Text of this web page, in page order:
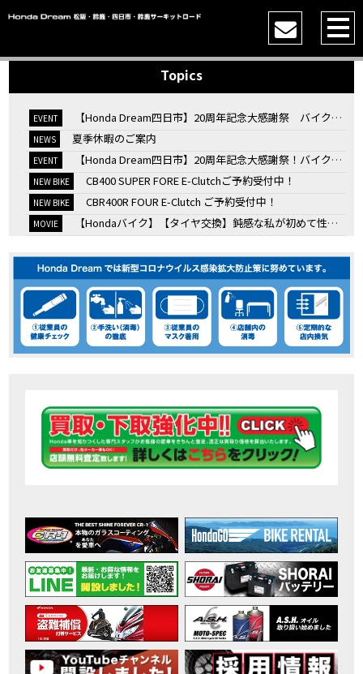
Topics
EVENT 【Honda Dream四日市】20周年記念大感謝祭 バイク女子トークショー
NEWS 夏季休暇のご案内
EVENT 【Honda Dream四日市】20周年記念大感謝祭！バイク女子トークショー
NEW BIKE CB400 SUPER FORE E-Clutchご予約受付中！
NEW BIKE CBR400R FOUR E-Clutch ご予約受付中！
MOVIE 【Hondaバイク】【タイヤ交換】鈍感な私が初めて性能を実感した【三重県】【Honda DREAM】
EVENT KOOD クロモリアクスルシャフトお客様のバイクで体感試走
MOVIE 【三重→香川】このバイク、なんだと思いますか？【ホンダ バイク】【Honda DREAM】【三重県】
EVENT “コカ・コーラ”鈴鹿８時間耐久ロードレース 第47回大会「TSR応援席プレミアムチケット販売開始！」
MOVIE 【ホンダ バイク】バイクを長持ちさせる洗車を教えてもらった【プロの裏ワザ】
MOVIE 【ホンダ バイク】CRF1100L Africa Twinは女性ライダーでも快適か？四国ツーリング【X-ADVオーナー目線】
MOVIE 【ホンダ バイク】 ホンダドリーム鈴鹿の未公開シーン【モトベはつこ】
MOVIE 最新のアフリカツインどう？妹とHondaDreamのバイク全部見た結果｜Honda SuperCub
MOVIE 【ホンダ バイク】「ボカロ文化」を知ろう ナビゲーションをスキップ 検索 作成 6 アバターの画像 三重県を巡る女性ライダーの4日間！ポケふた全制覇ツーリング Honda CB1000F
CAMPAIGN 免許取得サポートキャンペーン実施中！
EVENT ［三重県下最大級のバイクイベント］2026MIE BIKE FES開催
MOVIE 【ホンダ バイク】【バイク女子】怖くて乗れなかったあの憧れバイク、ついに乗ります！
MOVIE 【ホンダ バイク】バイクが動かなくなった…原因不明で入院します
CAMPAIGN Rebel 250 E-Clutch シリーズ 洋用品購入サポートキャンペーン
MOVIE 【ホンダ バイク】CB1000F 4台で三重県ツーリング！梅本まどかさん、MIISAさんと一日笑った【ポケふた】Honda
MOVIE 【ホンダ バイク】【GB350C S】梅本まどかさんと三重県ツーリング満喫しました！ポケふた探し第1弾【モトブログ】
MOVIE 【ホンダドリーム新春初売り特別企画】のご紹介！！